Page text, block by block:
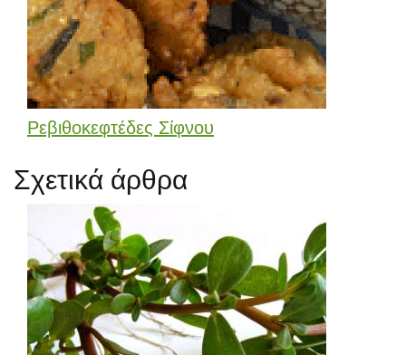
Ρεβιθοκεφτέδες Σίφνου
Σχετικά άρθρα